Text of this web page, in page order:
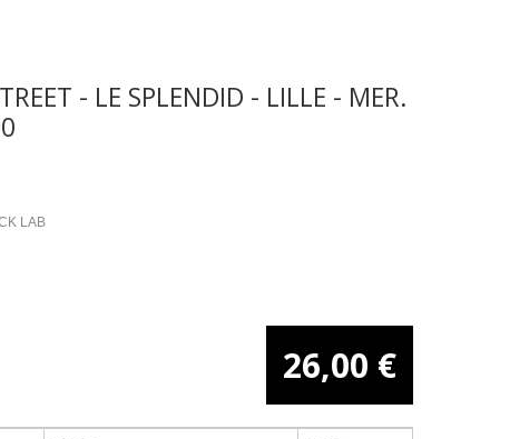
- LE SPLENDID - LILLE - MER.
LAB
26,00 €